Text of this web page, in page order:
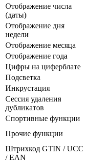
Отображение числа
(даты)
Отображение дня
недели
Отображение месяца
Отображение года
Цифры на циферблате
Подсветка
Инкрустация
Сессия удаления
дубликатов
Спортивные функции
Прочие функции
Штрихкод GTIN / UCC
/ EAN